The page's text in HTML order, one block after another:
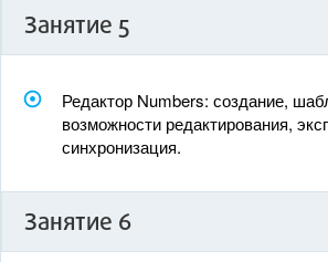
Занятие 5
Редактор Numbers: создание,
возможности редактирования,
синхронизация.
Занятие 6